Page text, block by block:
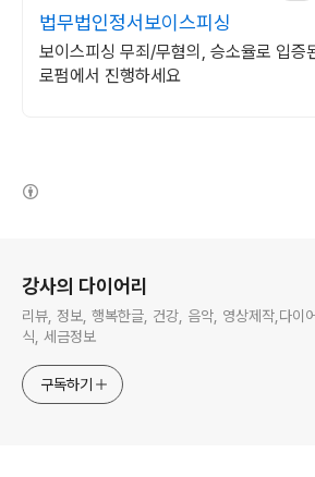
법무법인정서보이스피싱
보이스피싱 무죄/무혐의, 승소율로 입증
로펌에서 진행하세요
강사의 다이어리
리뷰, 정보, 행복한글, 건강, 음악, 영상제작,다이
식, 세금정보
구독하기